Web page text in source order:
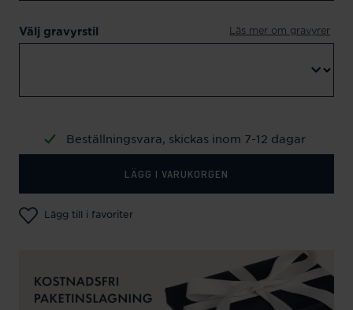
Välj gravyrstil Läs mer om gravyrer
Beställningsvara, skickas inom 7-12 dagar
LÄGG I VARUKORGEN
Lägg till i favoriter